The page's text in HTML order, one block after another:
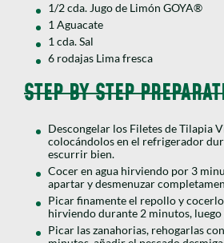
1/2 cda. Jugo de Limón GOYA®
1 Aguacate
1 cda. Sal
6 rodajas Lima fresca
STEP BY STEP
Descongelar los Filetes de Tilapia
colocándolos en el refrigerador
escurrir bien.
Cocer en agua hirviendo por 3
apartar y desmenuzar
Picar finamente el repollo y cocerlo
hirviendo durante 2 minutos,
Picar las zanahorias, rehogarlas